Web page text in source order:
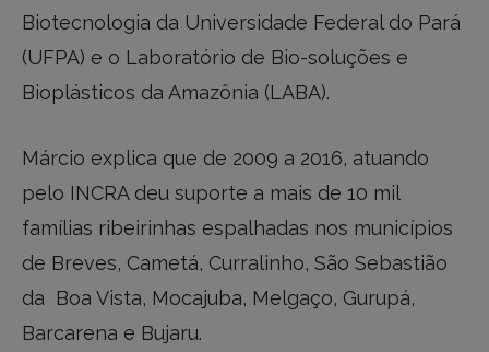
Biotecnologia da Universidade Federal do Pará
(UFPA) e o Laboratório de Bio-soluções e
Bioplásticos da Amazônia (LABA).
Márcio explica que de 2009 a 2016, atuando
pelo INCRA deu suporte a mais de 10 mil
famílias ribeirinhas espalhadas nos municípios
de Breves, Cametá, Curralinho, São Sebastião
da Boa Vista, Mocajuba, Melgaço, Gurupá,
Barcarena e Bujaru.